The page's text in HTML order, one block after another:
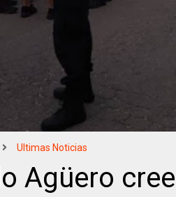
Ultimas Noticias
Agüero